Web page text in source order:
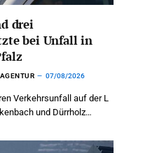
drei
bei Unfall in
07/08/2026
Verkehrsunfall auf der L
und Dürrholz…